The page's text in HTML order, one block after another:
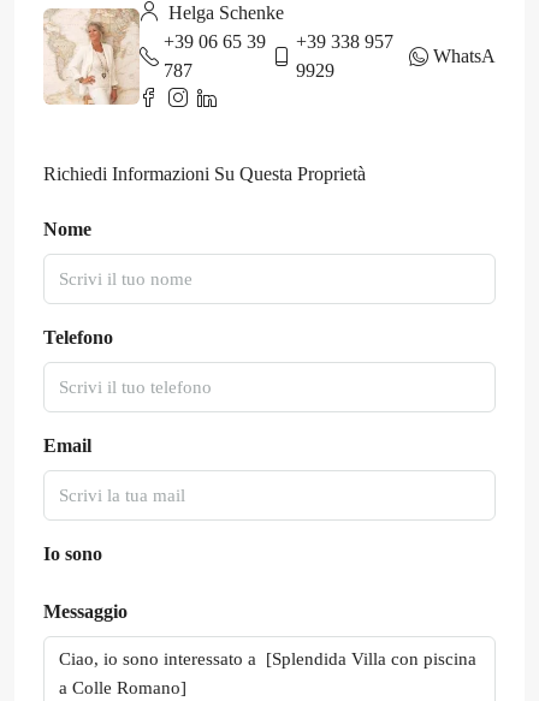
Helga Schenke
+39 06 65 39
787
+39 338 957
9929
WhatsApp
Richiedi Informazioni Su Questa Proprietà
Nome
Telefono
Email
Io sono
Messaggio